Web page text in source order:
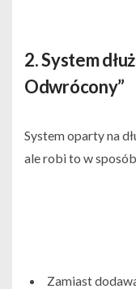
2. System
Odwrócony”
System oparty na
ale robi to w
Zamiast